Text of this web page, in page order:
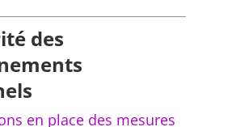
des
en place des mesures